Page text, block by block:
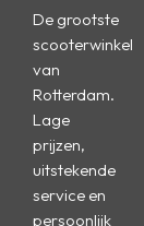
De grootste
scooterwinkel
van
Rotterdam.
Lage
prijzen,
uitstekende
service en
persoonlijk